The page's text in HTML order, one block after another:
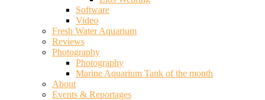
Software
Video
Fresh Water Aquarium
Reviews
Photography
Photography
Marine Aquarium Tank of the month
About
Events & Reportages